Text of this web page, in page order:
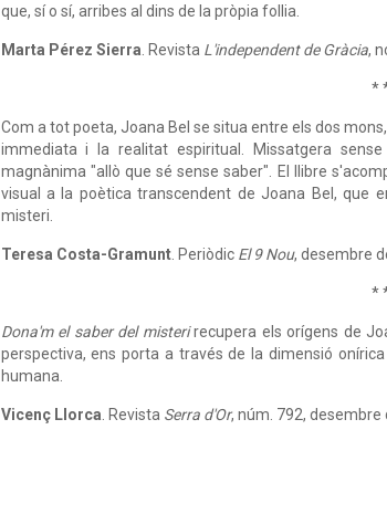
que, sí o sí, arribes al dins de la pròpia follia.
Marta Pérez Sierra . Revista L'independent de Gràcia,
*
Com a tot poeta, Joana Bel se situa entre els dos
immediata i la realitat espiritual. Missatgera
magnànima "allò que sé sense saber". El llibre
visual a la poètica transcendent de Joana Bel, que
misteri.
Teresa Costa-Gramunt. Periòdic El 9 Nou, desembre
*
Dona'm el saber del misterirecupera els orígens de
perspectiva, ens porta a través de la dimensió
humana.
Vicenç Llorca . Revista Serra d'Or, núm. 792, desembre